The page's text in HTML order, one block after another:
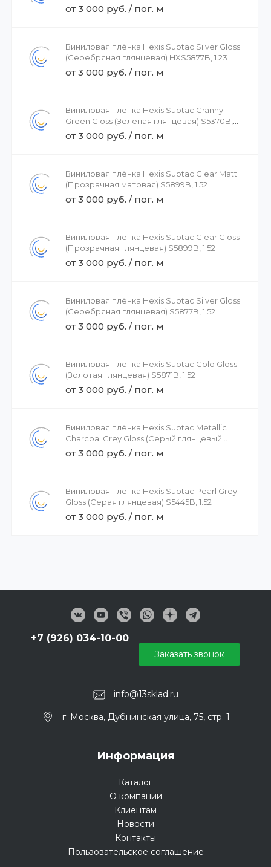
от 3 000 руб. / пог. м
Виниловая плёнка Hexis Suptac Silver Gloss
(Серебряная глянцевая) HXS5877B, 1.23
от 3 000 руб. / пог. м
Виниловая плёнка Hexis Suptac Granny
Green Gloss (Зелёная глянцевая) S5370B,
от 3 000 руб. / пог. м
Виниловая плёнка Hexis Suptac Clear Matt
(Прозрачная матовая) S5899B, 1.52
от 3 000 руб. / пог. м
Виниловая плёнка Hexis Suptac Clear Gloss
(Прозрачная глянцевая) S5899B, 1.52
от 3 000 руб. / пог. м
Виниловая плёнка Hexis Suptac Silver Gloss
(Серебряная глянцевая) S5877B, 1.52
от 3 000 руб. / пог. м
Виниловая плёнка Hexis Suptac Gold Gloss
(Золотая глянцевая) S5871B, 1.52
от 3 000 руб. / пог. м
Виниловая плёнка Hexis Suptac Metallic
Charcoal Grey Gloss (Серый глянцевый
металлик) S5433B, 1.52
от 3 000 руб. / пог. м
Виниловая плёнка Hexis Suptac Pearl Grey
Gloss (Серая глянцевая) S5445B, 1.52
от 3 000 руб. / пог. м
info@13sklad.ru
+7 (926) 034-10-00
г. Москва, Дубнинская улица, 75, стр. 1
Заказать звонок
Информация
Каталог
О компании
Клиентам
Новости
Контакты
Пользовательское соглашение